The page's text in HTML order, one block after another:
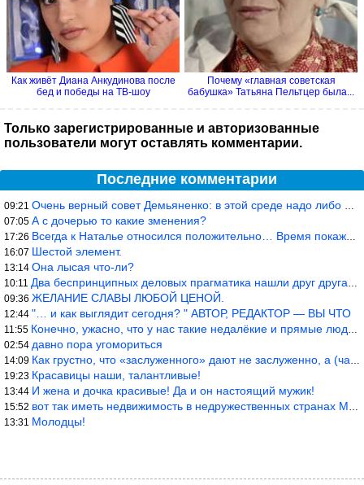
Как живёт Диана Анкудинова после
бед и победы на ТВ-шоу
Почему «главная советская
бабушка» Татьяна Пельтцер была...
Только зарегистрированные и авторизованные
пользователи могут оставлять комментарии.
Последние комментарии
09:21 Очень верный совет Демьяненко: в этой среде надо либо иметь зубы
07:05 А с дочерью то какие зменения?
17:26 Всегда к Наталье относился положительно… Время покажет, что буде
16:07 Шестой элемент.
13:14 Она лысая что-ли?
10:11 Два беспринципных деловых прагматика нашли друг друга и «остепен
09:36 ЖЕЛАНИЕ СЛАВЫ ЛЮБОЙ ЦЕНОЙ.
12:44 "… и как выглядит сегодня? " АВТОР, РЕДАКТОР — ВЫ ЧТО
11:55 Конечно, ужасно, что у нас такие недалёкие и прямые люди… Как мо
02:54 давно пора угомориться
14:09 Как грустно, что «заслуженного» дают не заслуженно, а (чаще) по-
19:23 Красавицы наши, талантливые!
13:44 И жена и дочка красивые! Да и он настоящий мужик!
15:52 вот так иметь недвижимость в недружественных странах Могут забра
13:31 Молодцы!